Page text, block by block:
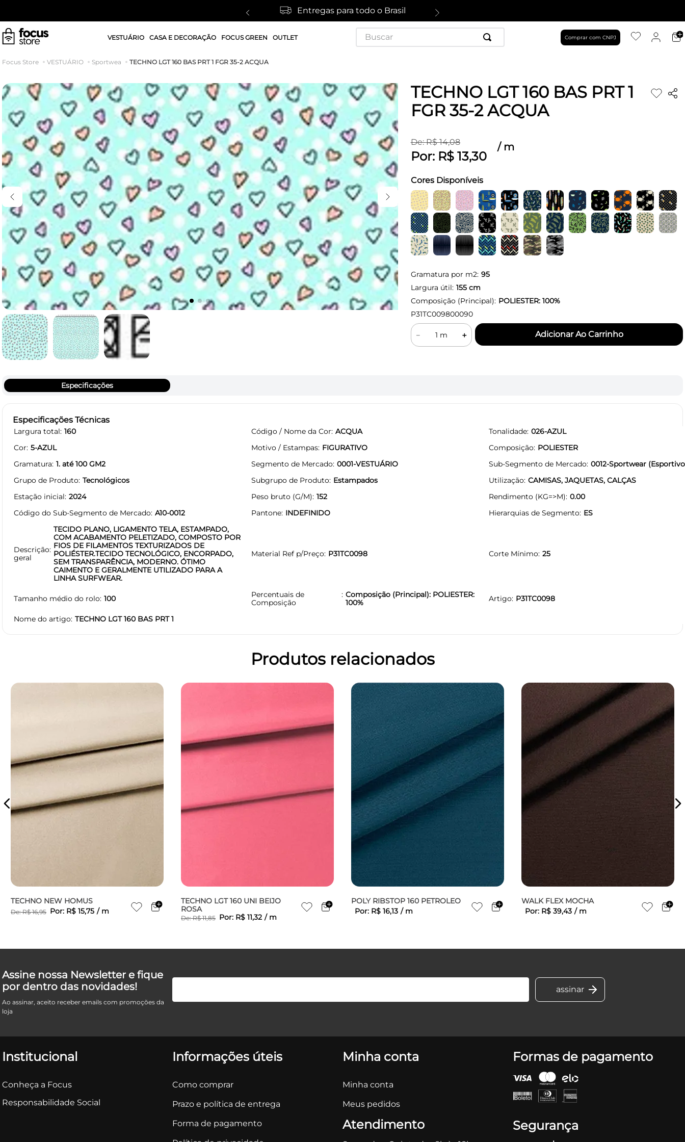
Entregas para todo o Brasil
VESTUÁRIO CASA E DECORAÇÃO FOCUS GREEN OUTLET
Buscar
Comprar com CNPJ
VESTUÁRIO Sportwea TECHNO LGT 160 BAS PRT 1 FGR 35-2 ACQUA
TECHNO LGT 160 BAS PRT 1
FGR 35-2 ACQUA
De:R$ 14,08
Por: R$ 13,30
/ m
Cores Disponíveis
Gramatura por m2: 95
Largura útil: 155cm
Composição (Principal): POLIESTER: 100%
P31TC009800090
＋
－
Especificações
Especificações Técnicas
Largura total 160 Código / Nome da Cor ACQUA Tonalidade 026-AZUL
Cor 5-AZUL Motivo / Estampas FIGURATIVO Composição POLIESTER
Gramatura 1. até 100 GM2 Segmento de Mercado 0001-VESTUÁRIO Sub-Segmento de Mercado 0012-Sportwear
Grupo de Produto Tecnológicos Subgrupo de Produto Estampados Utilização CAMISAS, JAQUETAS, CALÇAS
Estação inicial 2024 Peso bruto (G/M) 152 Rendimento (KG=>M) 0.00
Código do Sub-Segmento de Mercado A10-0012 Pantone INDEFINIDO Hierarquias de Segmento ES
Descrição
geral
TECIDO PLANO, LIGAMENTO TELA, ESTAMPADO,
COM ACABAMENTO PELETIZADO, COMPOSTO POR
FIOS DE FILAMENTOS TEXTURIZADOS DE
POLIÉSTER.TECIDO TECNOLÓGICO, ENCORPADO,
SEM TRANSPARÊNCIA, MODERNO. ÓTIMO
CAIMENTO E GERALMENTE UTILIZADO PARA A
LINHA SURFWEAR.
Material Ref p/Preço P31TC0098 Corte Mínimo 25
Tamanho médio do rolo 100
Percentuais de
Composição
Composição (Principal): POLIESTER:
100%
Artigo P31TC0098
Nome do artigo TECHNO LGT 160 BAS PRT 1
Produtos relacionados
TECHNO NEW HOMUS
De:R$ 16,95 Por: R$ 15,75 / m
TECHNO LGT 160 UNI BEIJO
ROSA
De:R$ 11,85 Por: R$ 11,32 / m
POLY RIBSTOP 160 PETROLEO
Por: R$ 16,13 / m
WALK FLEX MOCHA
Por: R$ 39,43 / m
Assine nossa Newsletter e fique
por dentro das novidades!
Ao assinar, aceito receber emails com promoções da
loja
Institucional
Conheça a Focus
Responsabilidade Social
Informações úteis
Como comprar
Prazo e política de entrega
Forma de pagamento
Minha conta
Minha conta
Meus pedidos
Atendimento
Formas de pagamento
Segurança